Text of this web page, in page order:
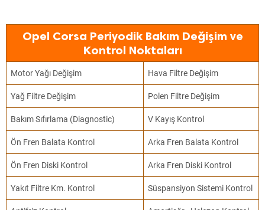
Opel Corsa Periyodik Bakım Değişim ve
Kontrol Noktaları
Motor Yağı Değişim Hava Filtre Değişim
Yağ Filtre Değişim Polen Filtre Değişim
Bakım Sıfırlama (Diagnostic) V Kayış Kontrol
Ön Fren Balata Kontrol Arka Fren Balata Kontrol
Ön Fren Diski Kontrol Arka Fren Diski Kontrol
Yakıt Filtre Km. Kontrol Süspansiyon Sistemi Kontrol